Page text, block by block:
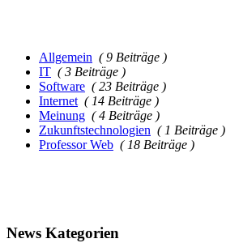
Allgemein ( 9 Beiträge )
IT ( 3 Beiträge )
Software ( 23 Beiträge )
Internet ( 14 Beiträge )
Meinung ( 4 Beiträge )
Zukunftstechnologien ( 1 Beiträge )
Professor Web ( 18 Beiträge )
News Kategorien